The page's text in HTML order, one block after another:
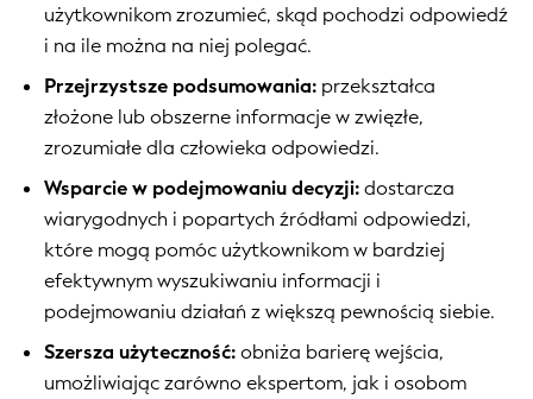
użytkownikom zrozumieć, skąd pochodzi odpowiedź
i na ile można na niej polegać.
Przejrzystsze podsumowania: przekształca
złożone lub obszerne informacje w zwięzłe,
zrozumiałe dla człowieka odpowiedzi.
Wsparcie w podejmowaniu decyzji:dostarcza
wiarygodnych i popartych źródłami odpowiedzi,
które mogą pomóc użytkownikom w bardziej
efektywnym wyszukiwaniu informacji i
podejmowaniu działań z większą pewnością siebie.
Szersza użyteczność:obniża barierę wejścia,
umożliwiając zarówno ekspertom, jak i osobom